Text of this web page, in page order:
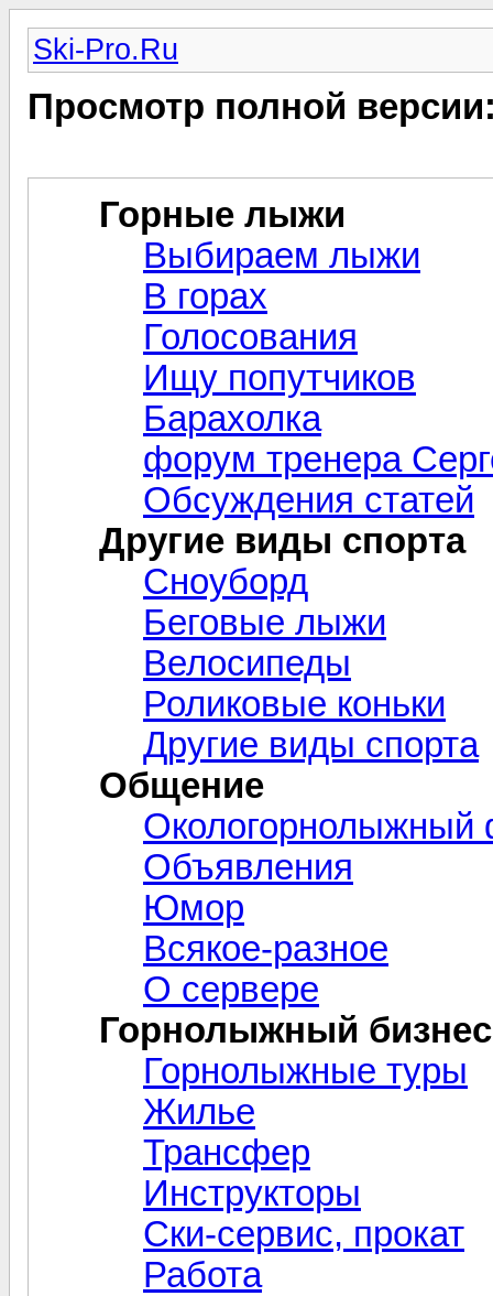
Ski-Pro.Ru
Просмотр полной
Горные лыжи
Выбираем лыжи
В горах
Голосования
Ищу попутчиков
Барахолка
форум тренера
Обсуждения статей
Другие виды спорта
Сноуборд
Беговые лыжи
Велосипеды
Роликовые коньки
Другие виды спорта
Общение
Окологорнолыжный
Объявления
Юмор
Всякое-разное
О сервере
Горнолыжный бизнес
Горнолыжные туры
Жилье
Трансфер
Инструкторы
Ски-сервис, прокат
Работа